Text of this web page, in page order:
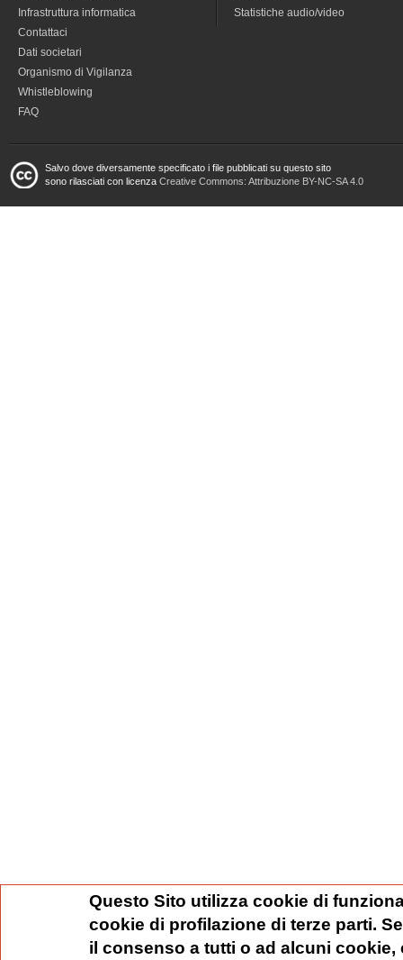
Infrastruttura informatica
Contattaci
Dati societari
Organismo di Vigilanza
Whistleblowing
FAQ
Statistiche audio/video
Salvo dove diversamente specificato i file pubblicati su questo sito
sono rilasciati con licenza Creative Commons: Attribuzione BY-NC-SA 4.0
Questo Sito utilizza cookie di
cookie di profilazione di terze parti.
il consenso a tutti o ad alcuni